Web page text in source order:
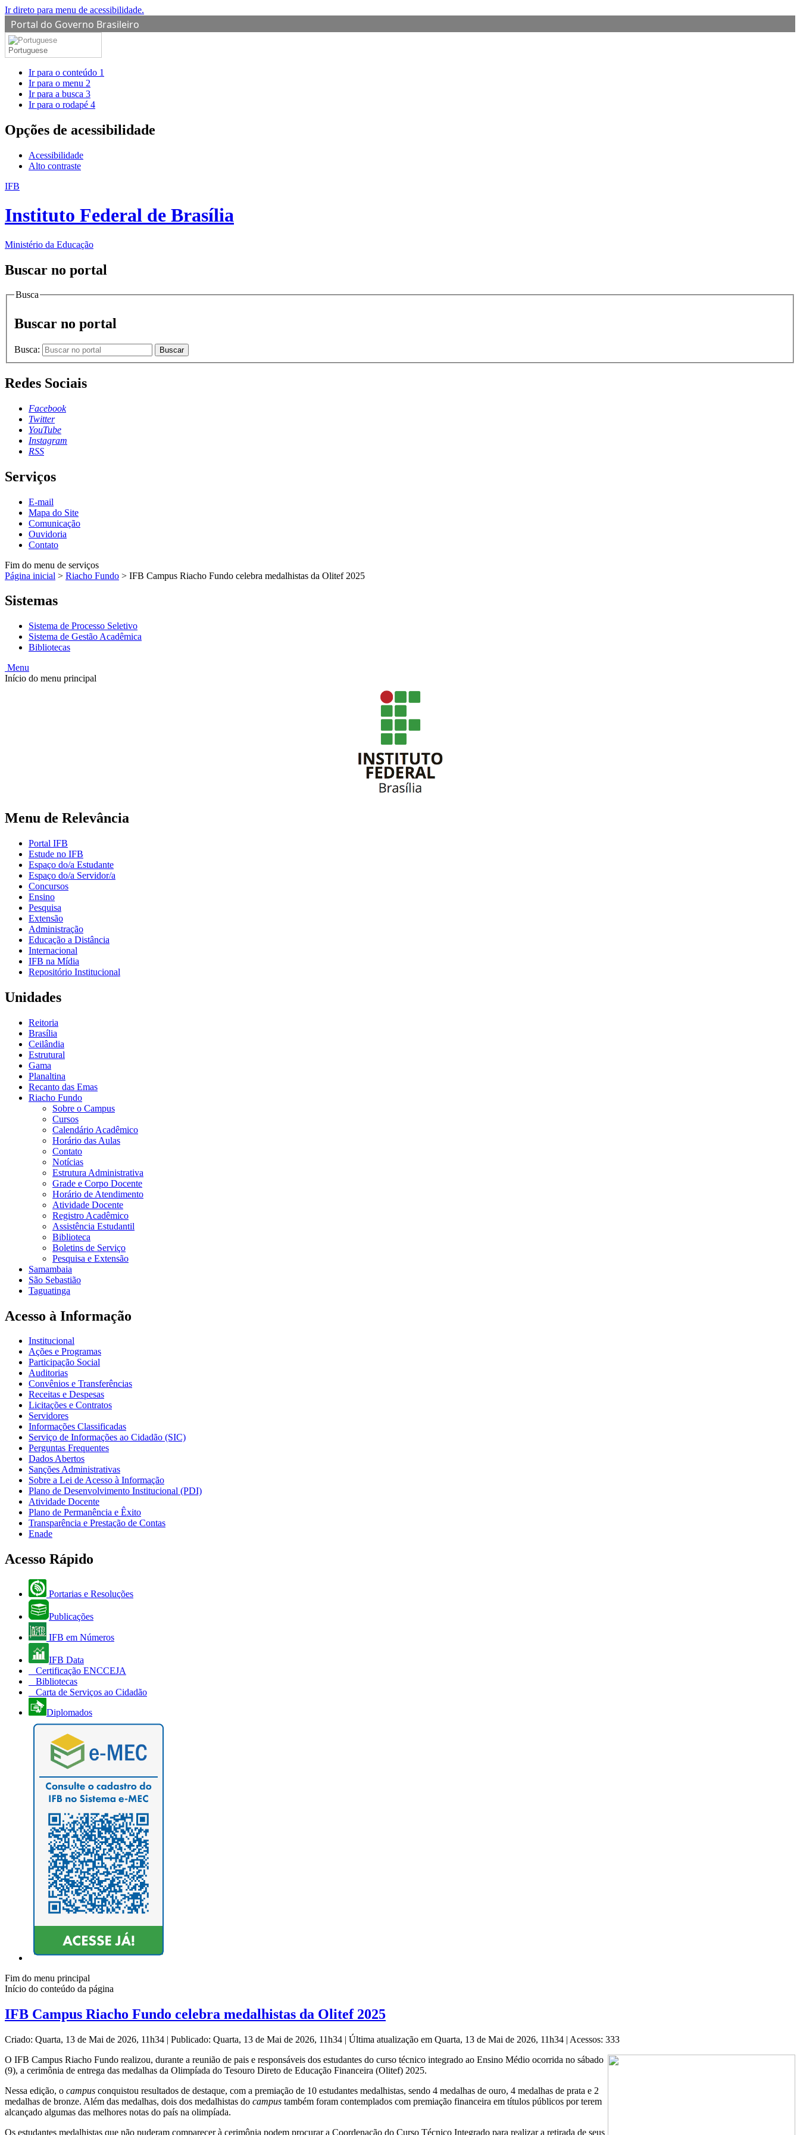
Ir direto para menu de acessibilidade.
Portal do Governo Brasileiro
Portuguese
Ir para o conteúdo 1
Ir para o menu 2
Ir para a busca 3
Ir para o rodapé 4
Opções de acessibilidade
Acessibilidade
Alto contraste
IFB
Instituto Federal de Brasília
Ministério da Educação
Buscar no portal
Busca
Buscar no portal
Busca: Buscar
Redes Sociais
Facebook
Twitter
YouTube
Instagram
RSS
Serviços
E-mail
Mapa do Site
Comunicação
Ouvidoria
Contato
Fim do menu de serviços
Página inicial > Riacho Fundo > IFB Campus Riacho Fundo celebra medalhistas da Olitef 2025
Sistemas
Sistema de Processo Seletivo
Sistema de Gestão Acadêmica
Bibliotecas
Menu
Início do menu principal
Menu de Relevância
Portal IFB
Estude no IFB
Espaço do/a Estudante
Espaço do/a Servidor/a
Concursos
Ensino
Pesquisa
Extensão
Administração
Educação a Distância
Internacional
IFB na Mídia
Repositório Institucional
Unidades
Reitoria
Brasília
Ceilândia
Estrutural
Gama
Planaltina
Recanto das Emas
Riacho Fundo
Sobre o Campus
Cursos
Calendário Acadêmico
Horário das Aulas
Contato
Notícias
Estrutura Administrativa
Grade e Corpo Docente
Horário de Atendimento
Atividade Docente
Registro Acadêmico
Assistência Estudantil
Biblioteca
Boletins de Serviço
Pesquisa e Extensão
Samambaia
São Sebastião
Taguatinga
Acesso à Informação
Institucional
Ações e Programas
Participação Social
Auditorias
Convênios e Transferências
Receitas e Despesas
Licitações e Contratos
Servidores
Informações Classificadas
Serviço de Informações ao Cidadão (SIC)
Perguntas Frequentes
Dados Abertos
Sanções Administrativas
Sobre a Lei de Acesso à Informação
Plano de Desenvolvimento Institucional (PDI)
Atividade Docente
Plano de Permanência e Êxito
Transparência e Prestação de Contas
Enade
Acesso Rápido
Portarias e Resoluções
Publicações
IFB em Números
IFB Data
Certificação ENCCEJA
Bibliotecas
Carta de Serviços ao Cidadão
Diplomados
Fim do menu principal
Início do conteúdo da página
IFB Campus Riacho Fundo celebra medalhistas da Olitef 2025
Criado: Quarta, 13 de Mai de 2026, 11h34 | Publicado: Quarta, 13 de Mai de 2026, 11h34 | Última atualização em Quarta, 13 de Mai de 2026, 11h34 | Acessos: 333
O IFB Campus Riacho Fundo realizou, durante a reunião de pais e responsáveis dos estudantes do curso técnico integrado ao Ensino Médio ocorrida no sábado
(9), a cerimônia de entrega das medalhas da Olimpíada do Tesouro Direto de Educação Financeira (Olitef) 2025.
Nessa edição, o campus conquistou resultados de destaque, com a premiação de 10 estudantes medalhistas, sendo 4 medalhas de ouro, 4 medalhas de prata e 2
medalhas de bronze. Além das medalhas, dois dos medalhistas do campus também foram contemplados com premiação financeira em títulos públicos por terem
alcançado algumas das melhores notas do país na olimpíada.
Os estudantes medalhistas que não puderam comparecer à cerimônia podem procurar a Coordenação do Curso Técnico Integrado para realizar a retirada de seus